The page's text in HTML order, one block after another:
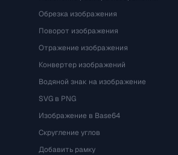
Обрезка изображения
Поворот изображения
Отражение изображения
Конвертер изображений
Водяной знак на изображение
SVG в PNG
Изображение в Base64
Скругление углов
Добавить рамку